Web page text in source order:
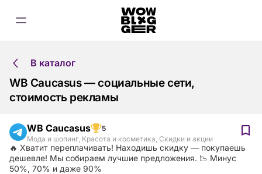
В каталог
WB Caucasus — социальные сети,
стоимость рекламы
WB Caucasus
5
Мода и шопинг, Красота и косметика, Скидки и акции
🔥 Хватит переплачивать! Находишь скидку — покупаешь
дешевле! Мы собираем лучшие предложения. 📉 Минус
50%, 70% и даже 90%